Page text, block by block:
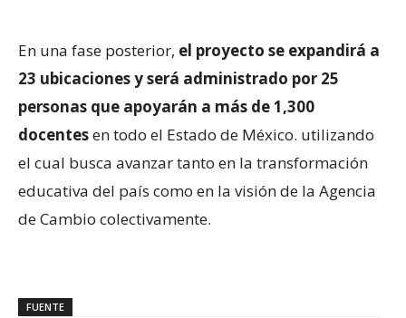
En una fase posterior, el proyecto se expandirá a
23 ubicaciones y será administrado por 25
personas que apoyarán a más de 1,300
docentesen todo el Estado de México. utilizando
el cual busca avanzar tanto en la transformación
educativa del país como en la visión de la Agencia
de Cambio colectivamente.
FUENTE